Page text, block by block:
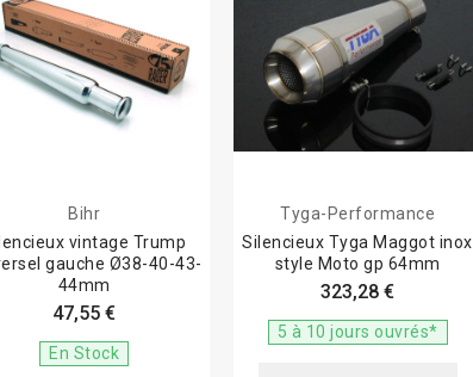
Bihr
vintage Trump
gauche Ø38-40-43-
44mm
47,55 €
En Stock
Tyga-Performance
Silencieux Tyga Maggot inox
style Moto gp 64mm
323,28 €
5 à 10 jours ouvrés*